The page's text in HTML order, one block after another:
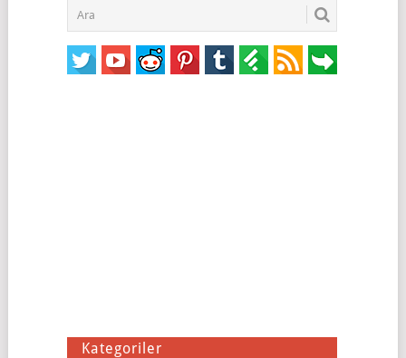
Kategoriler